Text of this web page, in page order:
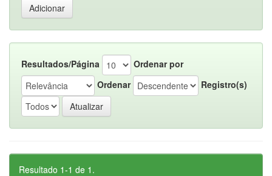
Resultados/Página
Ordenar por
Ordenar
Registro(s)
Resultado 1-1 de 1.